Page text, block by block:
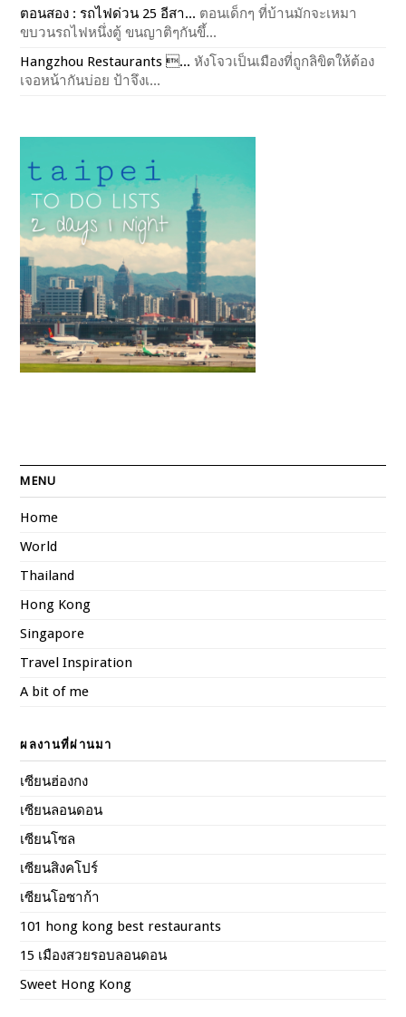
ตอนสอง : รถไฟด่วน 25 อีสา... ตอนเด็กๆ ที่บ้านมักจะเหมา
ขบวนรถไฟหนึ่งตู้ ขนญาติๆกันขึ้...
Hangzhou Restaurants ... หังโจวเป็นเมืองที่ถูกลิขิตให้ต้อง
เจอหน้ากันบ่อย ป้าจึงเ...
MENU
Home
World
Thailand
Hong Kong
Singapore
Travel Inspiration
A bit of me
ผลงานที่ผ่านมา
เซียนฮ่องกง
เซียนลอนดอน
เซียนโซล
เซียนสิงคโปร์
เซียนโอซาก้า
101 hong kong best restaurants
15 เมืองสวยรอบลอนดอน
Sweet Hong Kong